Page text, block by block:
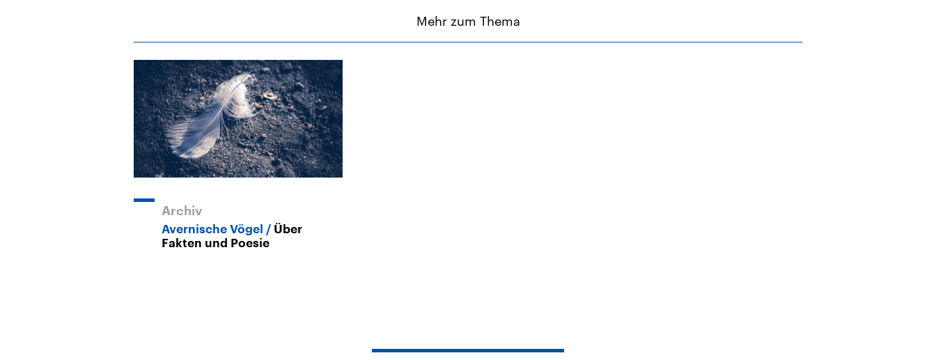
Mehr zum Thema
Archiv
Avernische Vögel
Über
Fakten und Poesie